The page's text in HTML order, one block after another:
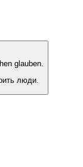
glauben.
люди.